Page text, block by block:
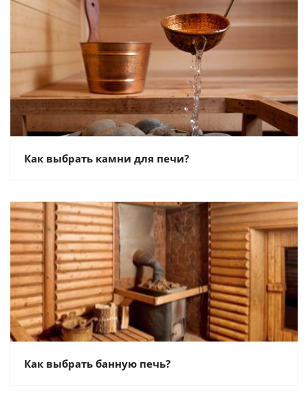
Как выбрать камни для печи?
Как выбрать банную печь?